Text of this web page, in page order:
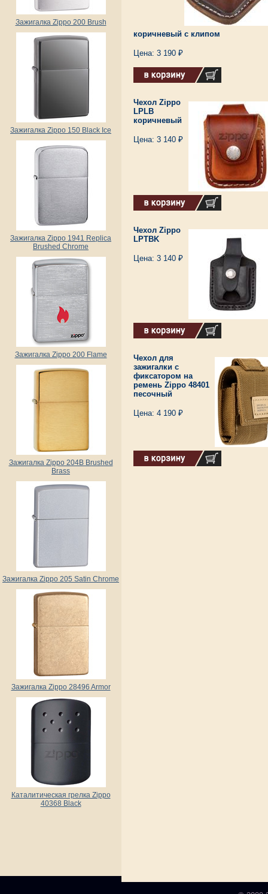
Зажигалка Zippo 200 Brush
Зажигалка Zippo 150 Black Ice
Зажигалка Zippo 1941 Replica
Brushed Chrome
Зажигалка Zippo 200 Flame
Зажигалка Zippo 204B Brushed
Brass
Зажигалка Zippo 205 Satin Chrome
Зажигалка Zippo 28496 Armor
Каталитическая грелка Zippo
40368 Black
коричневый с клипом
Цена: 3 190 ₽
Чехол Zippo
LPLB
коричневый
Цена: 3 140 ₽
Чехол Zippo
LPTBK
Цена: 3 140 ₽
Чехол для
зажигалки с
фиксатором на
ремень Zippo 48401
песочный
Цена: 4 190 ₽